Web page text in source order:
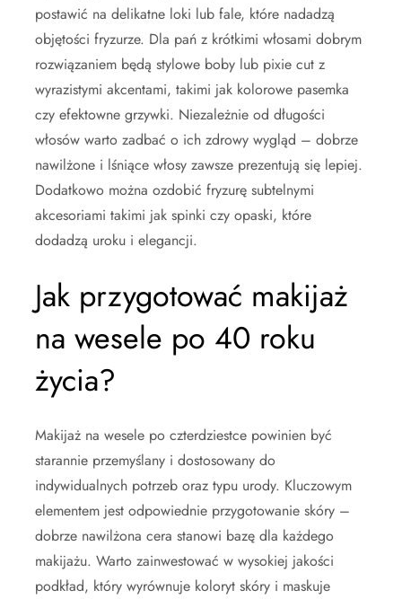
postawić na delikatne loki lub fale, które nadadzą
objętości fryzurze. Dla pań z krótkimi włosami dobrym
rozwiązaniem będą stylowe boby lub pixie cut z
wyrazistymi akcentami, takimi jak kolorowe pasemka
czy efektowne grzywki. Niezależnie od długości
włosów warto zadbać o ich zdrowy wygląd – dobrze
nawilżone i lśniące włosy zawsze prezentują się lepiej.
Dodatkowo można ozdobić fryzurę subtelnymi
akcesoriami takimi jak spinki czy opaski, które
dodadzą uroku i elegancji.
Jak przygotować makijaż
na wesele po 40 roku
życia?
Makijaż na wesele po czterdziestce powinien być
starannie przemyślany i dostosowany do
indywidualnych potrzeb oraz typu urody. Kluczowym
elementem jest odpowiednie przygotowanie skóry –
dobrze nawilżona cera stanowi bazę dla każdego
makijażu. Warto zainwestować w wysokiej jakości
podkład, który wyrównuje koloryt skóry i maskuje